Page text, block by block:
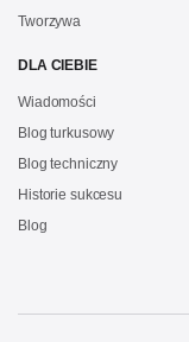
Tworzywa
DLA CIEBIE
Wiadomości
Blog turkusowy
Blog techniczny
Historie sukcesu
Blog